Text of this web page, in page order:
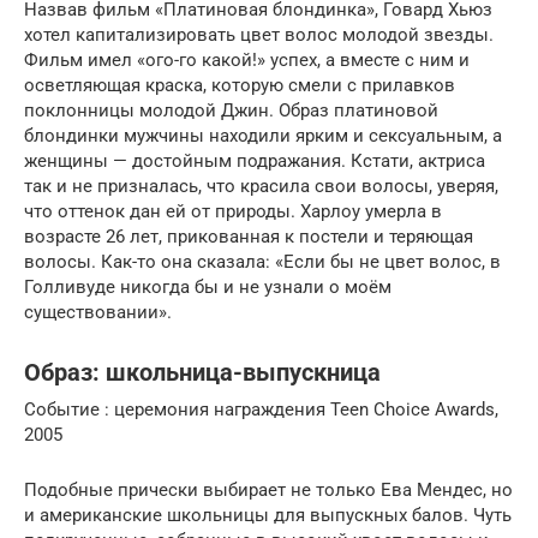
Назвав фильм «Платиновая блондинка», Говард Хьюз
хотел капитализировать цвет волос молодой звезды.
Фильм имел «ого-го какой!» успех, а вместе с ним и
осветляющая краска, которую смели с прилавков
поклонницы молодой Джин. Образ платиновой
блондинки мужчины находили ярким и сексуальным, а
женщины — достойным подражания. Кстати, актриса
так и не призналась, что красила свои волосы, уверяя,
что оттенок дан ей от природы. Харлоу умерла в
возрасте 26 лет, прикованная к постели и теряющая
волосы. Как-то она сказала: «Если бы не цвет волос, в
Голливуде никогда бы и не узнали о моём
существовании».
Образ: школьница-выпускница
Событие : церемония награждения Teen Choice Awards,
2005
Подобные прически выбирает не только Ева Мендес, но
и американские школьницы для выпускных балов. Чуть